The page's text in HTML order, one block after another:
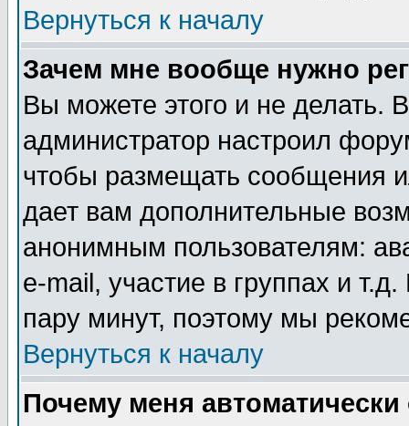
Вернуться к началу
Зачем мне вообще нужно
Вы можете этого и не делать.
администратор настроил
чтобы размещать сообщения
дает вам дополнительные
анонимным пользователям:
e-mail, участие в группах и
пару минут, поэтому мы
Вернуться к началу
Почему меня автоматически